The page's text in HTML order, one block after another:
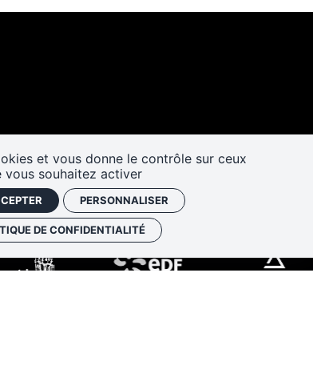
et vous donne le contrôle sur ceux
vous souhaitez activer
PERSONNALISER
DE CONFIDENTIALITÉ
Faire un don Newsletter